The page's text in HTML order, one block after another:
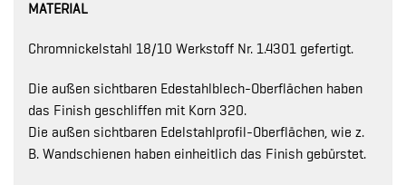
MATERIAL
Chromnickelstahl 18/10 Werkstoff Nr. 1.4301 gefertigt.
Die außen sichtbaren Edestahlblech-Oberflächen haben
das Finish geschliffen mit Korn 320.
Die außen sichtbaren Edelstahlprofil-Oberflächen, wie z.
B. Wandschienen haben einheitlich das Finish gebürstet.